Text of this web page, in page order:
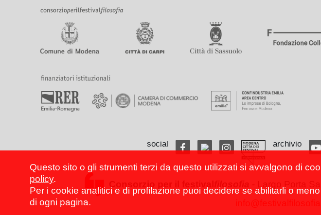
social archivio
Questo sito o gli strumenti terzi da questo utilizzati si avvalgono di
policy.
Per i cookie analitici e di profilazione puoi decidere se abilitarli o
di ogni pagina.